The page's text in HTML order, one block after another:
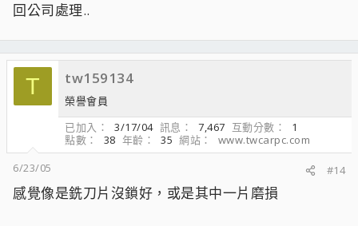
回公司處理..
T tw159134
榮譽會員
已加入
3/17/04 訊息 7,467 互動分數
1
點數
38 年齡 35 網站
www.twcarpc.com
6/23/05
#14
感覺像是銑刀片沒鎖好，或是其中一片磨損